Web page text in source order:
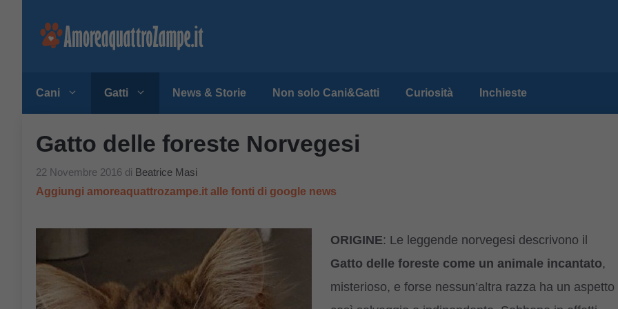
Cani Gatti News & Storie Non solo Cani&Gatti Curiosità Inchieste
Gatto delle foreste Norvegesi
22 Novembre 2016 di Beatrice Masi
Aggiungi amoreaquattrozampe.it alle fonti di google news
ORIGINE: Le leggende norvegesi descrivono il
Gatto delle foreste come un animale incantato,
misterioso, e forse nessun’altra razza ha un aspetto